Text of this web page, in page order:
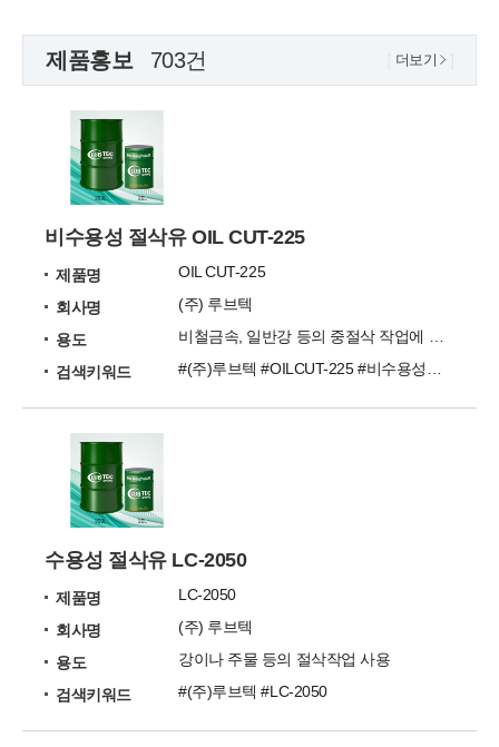
제품홍보 703건 더보기
비수용성 절삭유 OIL CUT-225
제품명
OIL CUT-225
회사명
(주) 루브텍
용도
검색키워드
수용성 절삭유 LC-2050
제품명
LC-2050
회사명
(주) 루브텍
용도
강이나 주물 등의 절삭작업 사용
검색키워드
#(주)루브텍 #LC-2050